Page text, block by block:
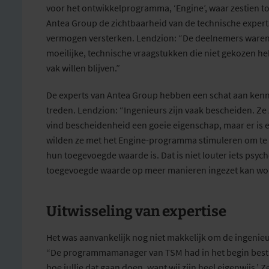
voor het ontwikkelprogramma, ‘Engine’, waar zestien
Antea Group de zichtbaarheid van de technische
vermogen versterken. Lendzion: “De deelnemers
moeilijke, technische vraagstukken die niet gekozen
vak willen blijven.”
De experts van Antea Group hebben een schat aan
treden. Lendzion: “Ingenieurs zijn vaak bescheiden.
vind bescheidenheid een goeie eigenschap, maar er
wilden ze met het Engine-programma stimuleren om
hun toegevoegde waarde is. Dat is niet louter iets
toegevoegde waarde op meer manieren ingezet kan
Uitwisseling van expertise
Het was aanvankelijk nog niet makkelijk om de
“De programmamanager van TSM had in het begin